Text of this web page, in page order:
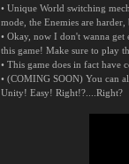
• Unique World switching
mode, the Enemies are
• Okay, now I don't wanna
this game! Make sure to play
• This game does in fact have
• (COMING SOON) You can
Unity! Easy! Right!?....Right?